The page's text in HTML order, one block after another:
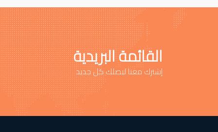
القائمة البريدية
إشترك معنا ليصلك كل جديد